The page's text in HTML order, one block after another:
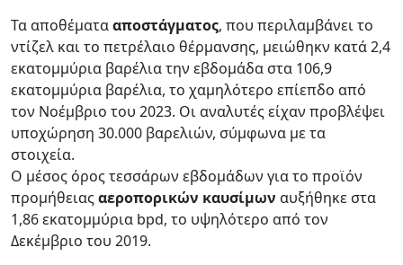
Τα αποθέματααποστάγματος, που περιλαμβάνει το
ντίζελ και το πετρέλαιο θέρμανσης, μειώθηκν κατά 2,4
εκατομμύρια βαρέλια την εβδομάδα στα 106,9
εκατομμύρια βαρέλια, το χαμηλότερο επίεπδο από
τον Νοέμβριο του 2023. Οι αναλυτές είχαν προβλέψει
υποχώρηση 30.000 βαρελιών, σύμφωνα με τα
στοιχεία.
Ο μέσος όρος τεσσάρων εβδομάδων για το προϊόν
προμήθειαςαεροπορικών καυσίμων αυξήθηκε στα
1,86 εκατομμύρια bpd, το υψηλότερο από τον
Δεκέμβριο του 2019.